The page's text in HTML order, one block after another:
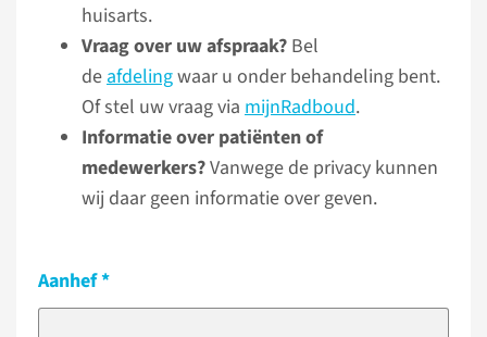
huisarts.
Vraag over uw afspraak? Bel
deafdelingwaar u onder behandeling bent.
Of stel uw vraag via mijnRadboud.
Informatie over patiënten of
medewerkers?Vanwege de privacy kunnen
wij daar geen informatie over geven.
Aanhef